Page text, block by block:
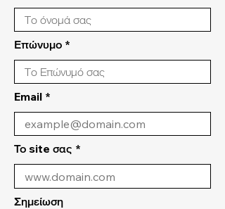
Επώνυμο
Email
Το site σας
Σημείωση